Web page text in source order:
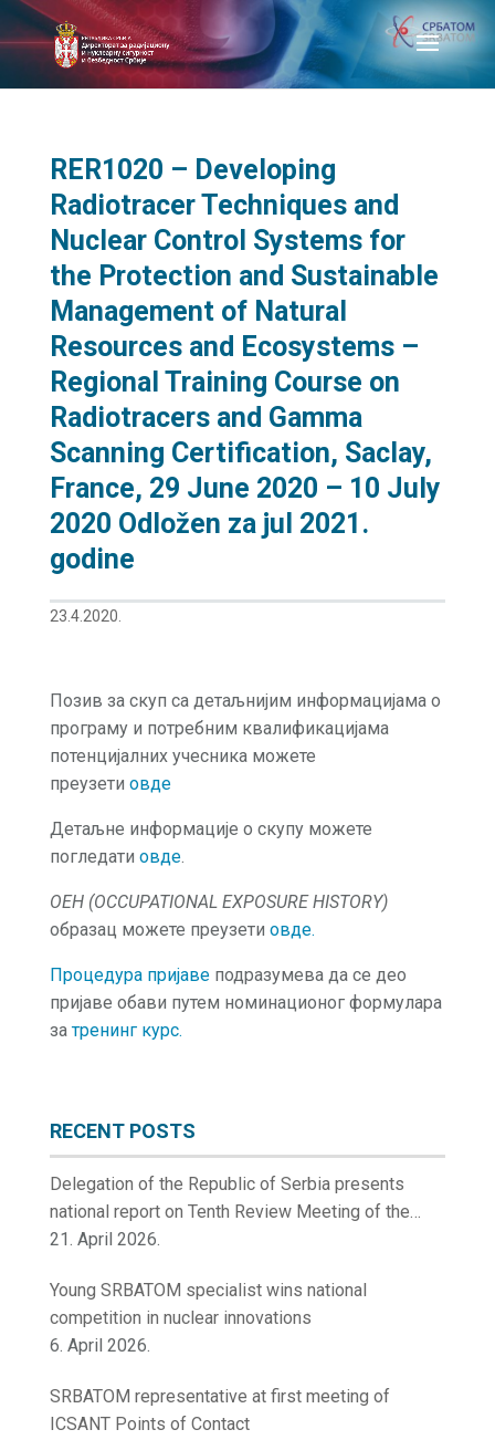
RER1020 – Developing
Radiotracer Techniques and
Nuclear Control Systems for
the Protection and Sustainable
Management of Natural
Resources and Ecosystems –
Regional Training Course on
Radiotracers and Gamma
Scanning Certification, Saclay,
France, 29 June 2020 – 10 July
2020 Odložen za jul 2021.
godine
23.4.2020.
Позив за скуп са детаљнијим информацијама о
програму и потребним квалификацијама
потенцијалних учесника можете
преузети овде
Детаљне информације о скупу можете
погледати овде.
ОЕH (OCCUPATIONAL EXPOSURE HISTORY)
образац можете преузети овде.
Процедура пријавеподразумева да се део
пријаве обави путем номинационог формулара
затренинг курс.
RECENT POSTS
Delegation of the Republic of Serbia presents
national report on Tenth Review Meeting of the
Contracting Parties to the Convention on Nuclear
21. April 2026.
Young SRBATOM specialist wins national
competition in nuclear innovations
6. April 2026.
SRBATOM representative at first meeting of
ICSANT Points of Contact